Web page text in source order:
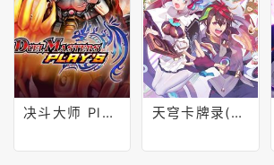
决斗大师 Play's(DUEL MASTERS PLAY'S) 天穹卡牌录(Card-en-Ciel)